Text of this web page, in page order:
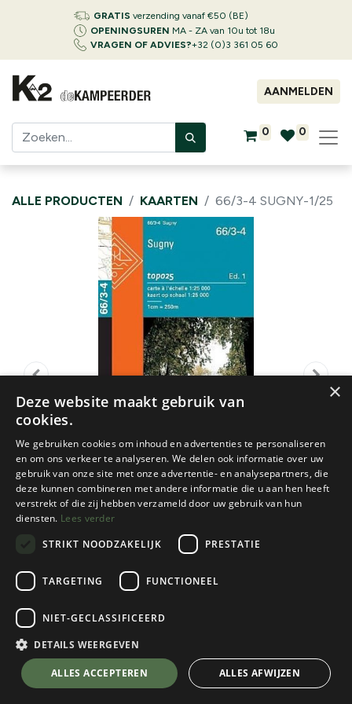
GRATIS verzending vanaf €50 (BE)
OPENINGSUREN MA - ZA van 10u tot 18u
VRAGEN OF ADVIES?+32 (0)3 361 05 60
AANMELDEN
0 0
ALLE PRODUCTEN KAARTEN 66/3-4 SUGNY-1/25
NGI
66/3-4 Sugny-1/25
€ 8,50
💬 Stel je vraag over dit product via WhatsApp
×
Deze website maakt gebruik van
cookies.
We gebruiken cookies om inhoud en advertenties te personaliseren
en om ons verkeer te analyseren. We delen ook informatie over uw
gebruik van onze site met onze advertentie- en analysepartners, die
deze kunnen combineren met andere informatie die u aan hen heeft
verstrekt of die zij hebben verzameld door uw gebruik van hun
diensten. Lees verder
STRIKT NOODZAKELIJK
PRESTATIE
TARGETING FUNCTIONEEL
NIET-GECLASSIFICEERD
DETAILS WEERGEVEN
ALLES ACCEPTEREN ALLES AFWIJZEN